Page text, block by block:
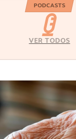
PODCASTS
VER TODOS